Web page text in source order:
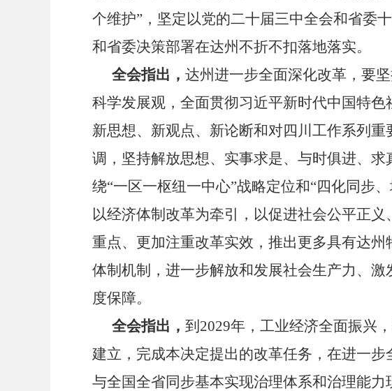
个维护” ，坚定以党的二十届三中全会和省委
和省委决策部署在达州不折不扣落地落实。
全会指出， 达州进一步全面深化改革，要
科学发展观，全面贯彻习近平新时代中国特
新思想、新观点、新论断和对四川工作系列
调，坚持解放思想、实事求是、与时俱进、求
绕“一区一枢纽一中心”战略定位和“四化同步
以经济体制改革为牵引，以促进社会公平正
重点、更加注重改革实效，推出更多具有达
体制机制，进一步解放和发展社会生产力、
度保障。
全会指出， 到 2029年，工业经济全面振兴
建立，完成本决定提出的改革任务，在进一步
与全国全省同步基本实现治理体系和治理能力